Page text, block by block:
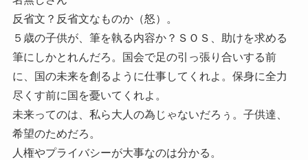
反省文？反省文なものか（怒）。
５歳の子供が、筆を執る内容か？ＳＯＳ、助けを求める
筆にしかとれんだろ。国会で足の引っ張り合いする前
に、国の未来を創るように仕事してくれよ。保身に全力
尽くす前に国を憂いてくれよ。
未来ってのは、私ら大人の為じゃないだろぅ。子供達、
希望のためだろ。
人権やプライバシーが大事なのは分かる。